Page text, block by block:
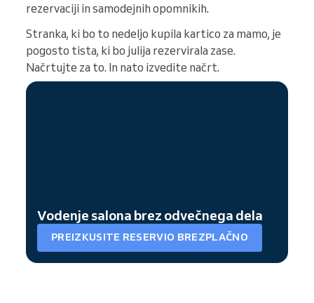
rezervaciji in samodejnih opomnikih.
Stranka, ki bo to nedeljo kupila kartico za mamo, je
pogosto tista, ki bo julija rezervirala zase.
Načrtujte za to. In nato izvedite načrt.
Vodenje salona brez odvečnega dela
PREIZKUSITE RESERVIO BREZPLAČNO